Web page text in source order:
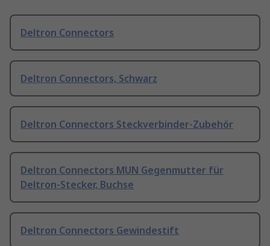
Deltron Connectors
Deltron Connectors, Schwarz
Deltron Connectors Steckverbinder-Zubehör
Deltron Connectors MUN Gegenmutter für
Deltron-Stecker, Buchse
Deltron Connectors Gewindestift